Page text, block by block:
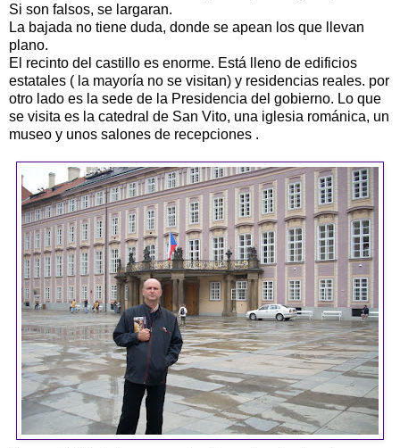
Si son falsos, se largaran.
La bajada no tiene duda, donde se apean los que llevan
plano.
El recinto del castillo es enorme. Está lleno de edificios
estatales ( la mayoría no se visitan) y residencias reales. por
otro lado es la sede de la Presidencia del gobierno. Lo que
se visita es la catedral de San Vito, una iglesia románica, un
museo y unos salones de recepciones .